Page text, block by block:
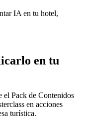
IA en tu hotel,
en tu
el Pack de Contenidos
en acciones
turística.